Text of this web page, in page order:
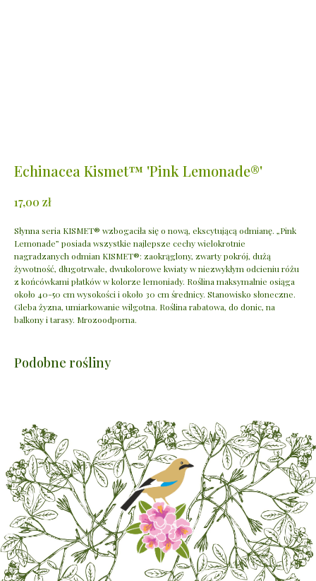
Echinacea Kismet™ 'Pink Lemonade®'
17,00 zł
Słynna seria KISMET® wzbogaciła się o nową, ekscytującą odmianę. „Pink
Lemonade” posiada wszystkie najlepsze cechy wielokrotnie
nagradzanych odmian KISMET®: zaokrąglony, zwarty pokrój, dużą
żywotność, długotrwałe, dwukolorowe kwiaty w niezwykłym odcieniu różu
z końcówkami płatków w kolorze lemoniady. Roślina maksymalnie osiąga
około 40-50 cm wysokości i około 30 cm średnicy. Stanowisko słoneczne.
Gleba żyzna, umiarkowanie wilgotna. Roślina rabatowa, do donic, na
balkony i tarasy. Mrozoodporna.
Podobne rośliny